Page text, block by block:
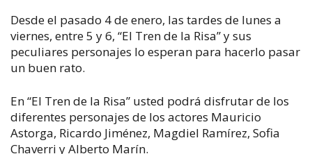
Desde el pasado 4 de enero, las tardes de lunes a
viernes, entre 5 y 6, “El Tren de la Risa” y sus
peculiares personajes lo esperan para hacerlo pasar
un buen rato.
En “El Tren de la Risa” usted podrá disfrutar de los
diferentes personajes de los actores Mauricio
Astorga, Ricardo Jiménez, Magdiel Ramírez, Sofia
Chaverri y Alberto Marín.